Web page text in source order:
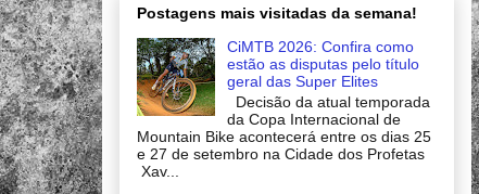
Postagens mais visitadas da semana!
CiMTB 2026: Confira como
estão as disputas pelo título
geral das Super Elites
Decisão da atual temporada
da Copa Internacional de
Mountain Bike acontecerá entre os dias 25
e 27 de setembro na Cidade dos Profetas
Xav...